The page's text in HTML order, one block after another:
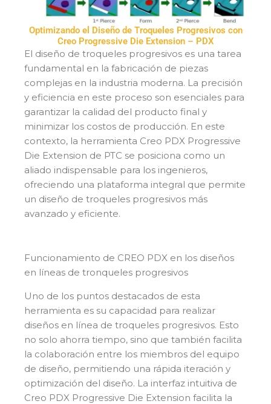
Optimizando el Diseño de Troqueles Progresivos con
Creo Progressive Die Extension – PDX
El diseño de troqueles progresivos es una tarea
fundamental en la fabricación de piezas
complejas en la industria moderna. La precisión
y eficiencia en este proceso son esenciales para
garantizar la calidad del producto final y
minimizar los costos de producción. En este
contexto, la herramienta Creo PDX Progressive
Die Extension de PTC se posiciona como un
aliado indispensable para los ingenieros,
ofreciendo una plataforma integral que permite
un diseño de troqueles progresivos más
avanzado y eficiente.
Funcionamiento de CREO PDX en los diseños
en líneas de tronqueles progresivos
Uno de los puntos destacados de esta
herramienta es su capacidad para realizar
diseños en línea de troqueles progresivos. Esto
no solo ahorra tiempo, sino que también facilita
la colaboración entre los miembros del equipo
de diseño, permitiendo una rápida iteración y
optimización del diseño. La interfaz intuitiva de
Creo PDX Progressive Die Extension facilita la